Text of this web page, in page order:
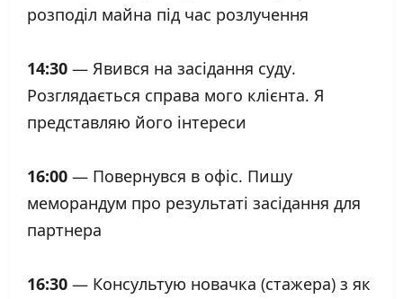
розподіл майна під час розлучення
14:30 — Явився на засідання суду.
Розглядається справа мого клієнта. Я
представляю його інтереси
16:00 — Повернувся в офіс. Пишу
меморандум про результаті засідання для
партнера
16:30 — Консультую новачка (стажера) з як